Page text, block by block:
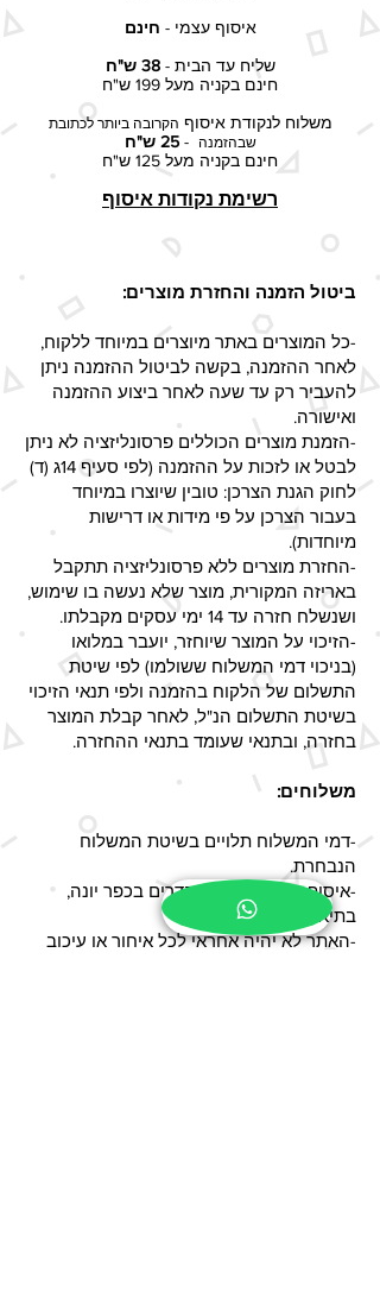
איסוף עצמי - חינם
שליח עד הבית -38 ש"ח
חינם בקניה מעל 199 ש"ח
משלוח לנקודת איסוף הקרובה ביותר לכתובת
שבהזמנה -25 ש"ח
חינם בקניה מעל 125 ש"ח
רשימת נקודות איסוף
ביטול הזמנה והחזרת מוצרים:
-כל המוצרים באתר מיוצרים במיוחד ללקוח,
לאחר ההזמנה, בקשה לביטול ההזמנה ניתן
להעביר רק עד שעה לאחר ביצוע ההזמנה
ואישורה.
-הזמנת מוצרים הכוללים פרסונליזציה לא ניתן
לבטל או לזכות על ההזמנה (לפי סעיף 14ג (ד)
לחוק הגנת הצרכן: טובין שיוצרו במיוחד
בעבור הצרכן על פי מידות או דרישות
מיוחדות).
-החזרת מוצרים ללא פרסונליזציה תתקבל
באריזה המקורית, מוצר שלא נעשה בו שימוש,
ושנשלח חזרה עד 14 ימי עסקים מקבלתו.
-הזיכוי על המוצר שיוחזר, יועבר במלואו
(בניכוי דמי המשלוח ששולמו) לפי שיטת
התשלום של הלקוח בהזמנה ולפי תנאי הזיכוי
בשיטת התשלום הנ"ל, לאחר קבלת המוצר
בחזרה, ובתנאי שעומד בתנאי ההחזרה.
משלוחים:
-דמי המשלוח תלויים בשיטת המשלוח
הנבחרת.
-איסוף עצמי מרחוב ההדרים בכפר יונה,
בתיאום מראש
-האתר לא יהיה אחראי לכל איחור או עיכוב